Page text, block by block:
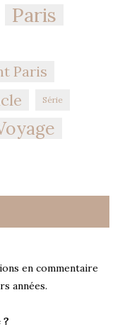
Paris
Paris
Série
en commentaire
années.
?